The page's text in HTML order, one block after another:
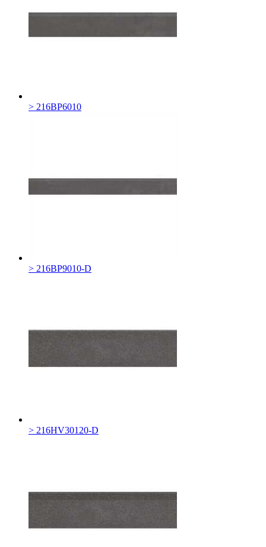
> 216BP6010
> 216BP9010-D
> 216HV30120-D